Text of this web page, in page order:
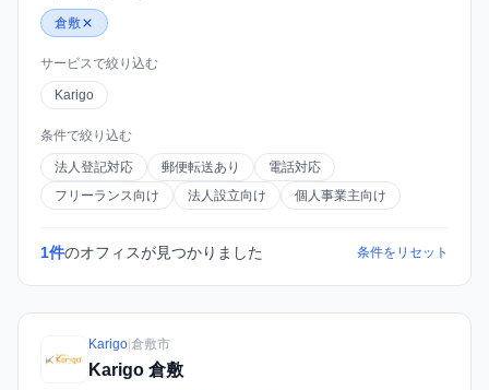
倉敷
サービスで絞り込む
Karigo
条件で絞り込む
法人登記対応 郵便転送あり
電話対応
フリーランス向け
法人設立向け 個人事業主向け
1件のオフィスが見つかりました 条件をリセット
Karigo 倉敷市
Karigo 倉敷